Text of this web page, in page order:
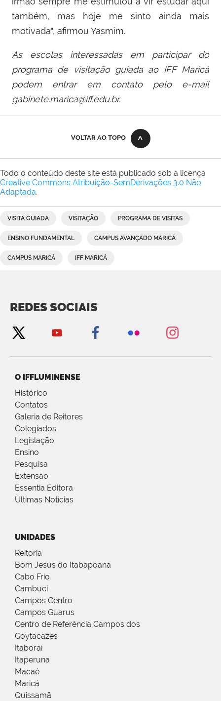
também, mas hoje me sinto ainda mais
motivada", afirmou Yasmim.
As escolas interessadas em participar do
programa de visitação guiada ao IFF Maricá
podem entrar em contato pelo e-mail
gabinete.marica@iff.edu.br.
VOLTAR AO TOPO
Todo o conteúdo deste site está publicado sob a licença
Creative Commons Atribuição-SemDerivações 3.0 Não
Adaptada.
VISITA GUIADA VISITAÇÃO PROGRAMA DE VISITAS
ENSINO FUNDAMENTAL CAMPUS AVANÇADO MARICÁ
CAMPUS MARICÁ IFF MARICÁ
REDES SOCIAIS
O IFFLUMINENSE
Histórico
Contatos
Galeria de Reitores
Colegiados
Legislação
Ensino
Pesquisa
Extensão
Essentia Editora
Últimas Notícias
UNIDADES
Reitoria
Bom Jesus do Itabapoana
Cabo Frio
Cambuci
Campos Centro
Campos Guarus
Centro de Referência Campos dos
Goytacazes
Itaboraí
Itaperuna
Macaé
Maricá
Quissamã